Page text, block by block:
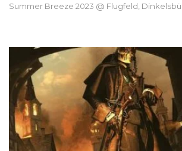
Summer Breeze 2023 @ Flugfeld,